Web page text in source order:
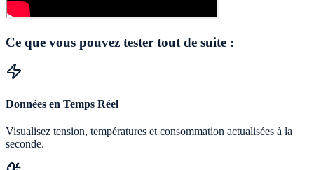
Ce que vous pouvez tester tout de suite :
Données en Temps Réel
Visualisez tension, températures et consommation actualisées à la
seconde.